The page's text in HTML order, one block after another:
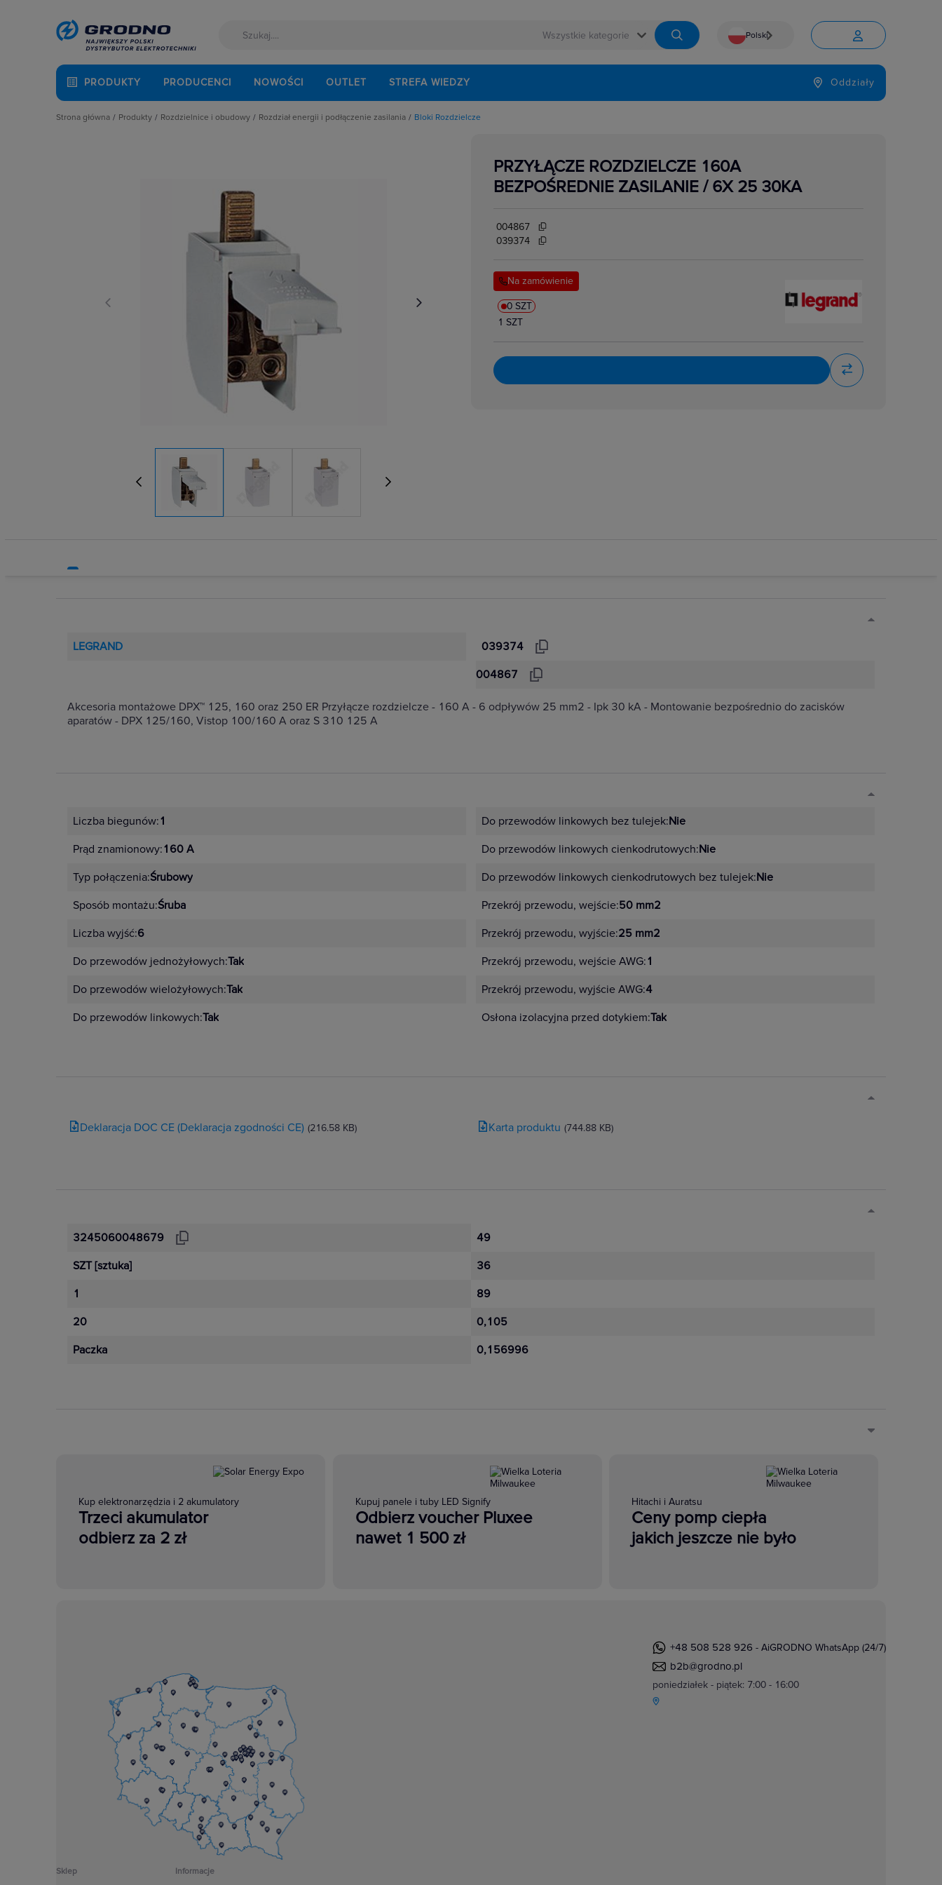
 Polski
Język

PRODUKTY PRODUCENCI NOWOŚCI OUTLET STREFA WIEDZY Oddziały
Strona główna
Produkty
Odzież ochronna i BHP
Osprzęt siłowy, przenośny
Systemy bezpieczeństwa
Rozdzielnice i obudowy
Rozdział energii i podłączenie zasilania
Bloki Rozdzielcze
PRZYŁĄCZE ROZDZIELCZE 160A
BEZPOŚREDNIE ZASILANIE / 6X 25 30KA
004867
039374
Na zamówienie
0 SZT
1 SZT
LEGRAND
039374
004867
Akcesoria montażowe DPX™ 125, 160 oraz 250 ER Przyłącze rozdzielcze - 160 A - 6 odpływów 25 mm2 - Ipk 30 kA - Montowanie bezpośrednio do zacisków
aparatów - DPX 125/160, Vistop 100/160 A oraz S 310 125 A
Liczba biegunów:1
Prąd znamionowy:160 A
Typ połączenia:Śrubowy
Sposób montażu:Śruba
Liczba wyjść:6
Do przewodów jednożyłowych:Tak
Do przewodów wielożyłowych:Tak
Do przewodów linkowych:Tak
Do przewodów linkowych bez tulejek:Nie
Do przewodów linkowych cienkodrutowych:Nie
Do przewodów linkowych cienkodrutowych bez tulejek:Nie
Przekrój przewodu, wejście:50 mm2
Przekrój przewodu, wyjście:25 mm2
Przekrój przewodu, wejście AWG:1
Przekrój przewodu, wyjście AWG:4
Osłona izolacyjna przed dotykiem:Tak
Deklaracja DOC CE (Deklaracja zgodności CE) (216.58 KB) Karta produktu (744.88 KB)
3245060048679
SZT [sztuka]
1
20
Paczka
49
36
89
0,105
0,156996
Kup elektronarzędzia i 2 akumulatory
Trzeci akumulator
odbierz za 2 zł
Kupuj panele i tuby LED Signify
Odbierz voucher Pluxee
nawet 1 500 zł
Hitachi i Auratsu
Ceny pomp ciepła
jakich jeszcze nie było
+48 508 528 926 - AiGRODNO WhatsApp (24/7)
b2b@grodno.pl
poniedziałek - piątek: 7:00 - 16:00
Sklep Informacje